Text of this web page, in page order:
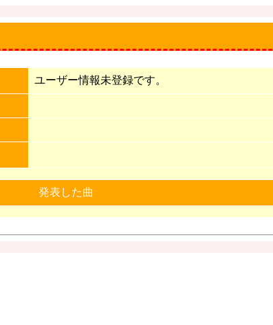
ユーザー情報未登録です。
発表した曲